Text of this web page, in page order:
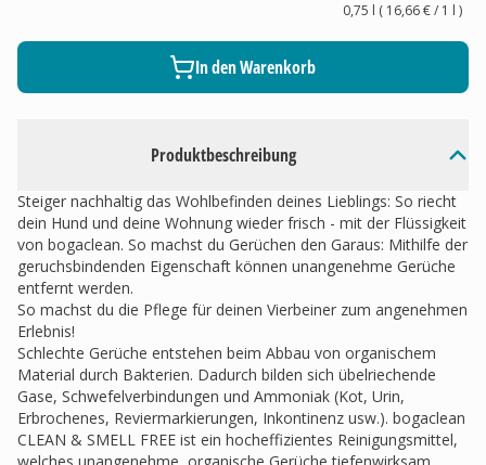
Produktbeschreibung
Steiger nachhaltig das Wohlbefinden deines Lieblings: So riecht
dein Hund und deine Wohnung wieder frisch - mit der Flüssigkeit
von bogaclean. So machst du Gerüchen den Garaus: Mithilfe der
geruchsbindenden Eigenschaft können unangenehme Gerüche
entfernt werden.
So machst du die Pflege für deinen Vierbeiner zum angenehmen
Erlebnis!
Schlechte Gerüche entstehen beim Abbau von organischem
Material durch Bakterien. Dadurch bilden sich übelriechende
Gase, Schwefelverbindungen und Ammoniak (Kot, Urin,
Erbrochenes, Reviermarkierungen, Inkontinenz usw.). bogaclean
CLEAN & SMELL FREE ist ein hocheffizientes Reinigungsmittel,
0,75 l ( 16,66 €/ 1 l )
In den Warenkorb